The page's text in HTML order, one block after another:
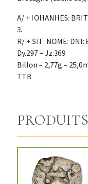
A/ + IOHANHES:
3.
R/ + SIT: NOME: DNI:
Dy.297 – Jz.369
Billon – 2,77g –
TTB